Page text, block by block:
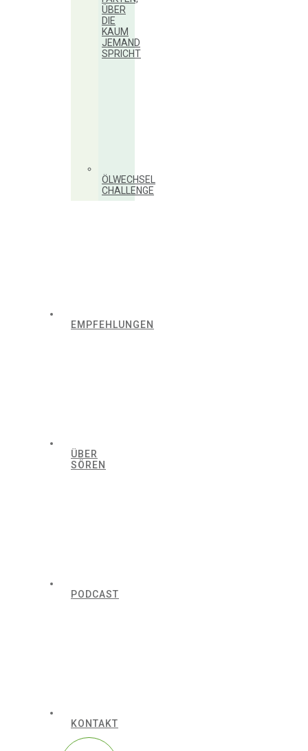
ÜBER
DIE
KAUM
JEMAND
SPRICHT
ÖLWECHSEL
CHALLENGE
EMPFEHLUNGEN
ÜBER
SÖREN
PODCAST
KONTAKT